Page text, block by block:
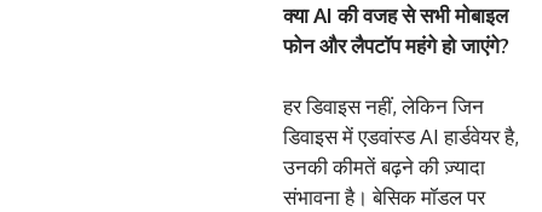
क्या AI की वजह से सभी मोबाइल
फोन और लैपटॉप महंगे हो जाएंगे?
हर डिवाइस नहीं, लेकिन जिन
डिवाइस में एडवांस्ड AI हार्डवेयर है,
उनकी कीमतें बढ़ने की ज़्यादा
संभावना है। बेसिक मॉडल पर